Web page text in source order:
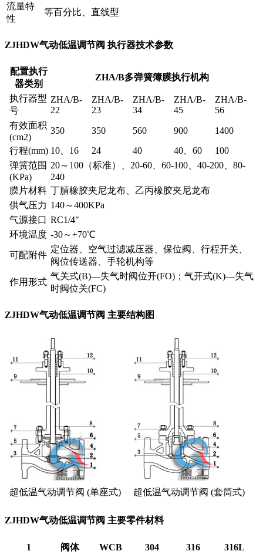
流量特
性
等百分比、直线型
ZJHDW气动低温调节阀 执行器技术参数
配置执行
器类别
ZHA/B多弹簧簿膜执行机构
执行器型
号
ZHA/B-
22
ZHA/B-
23
ZHA/B-
34
ZHA/B-
45
ZHA/B-
56
有效面积
(cm2)
350 350 560 900
1400
行程(mm) 10、16 24 40 40、60
100
弹簧范围
(KPa)
20～100（标准）、20-60、60-100、40-200、80-
240
膜片材料 丁腈橡胶夹尼龙布、乙丙橡胶夹尼龙布
供气压力 140～400KPa
气源接口 RC1/4"
环境温度 -30～+70℃
可配附件
定位器、空气过滤减压器、保位阀、行程开关、
阀位传送器、手轮机构等
作用形式
气关式(B)—失气时阀位开(FO)；气开式(K)—失气
时阀位关(FC)
ZJHDW气动低温调节阀 主要结构图
超低温气动调节阀 (单座式) 超低温气动调节阀 (套筒式)
ZJHDW气动低温调节阀 主要零件材料
1 阀体 WCB 304 316
316L